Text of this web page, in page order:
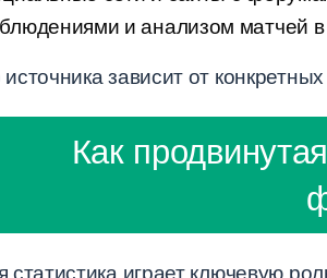
и анализом матчей
зависит от
Как
статистика играет ключевую